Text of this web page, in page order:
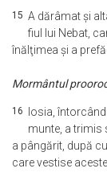
15 A dărâmat şi
fiul lui Nebat,
înălţimea şi a
Mormântul
16
Iosia,
munte, a trimis
a pângărit, după
care vestise